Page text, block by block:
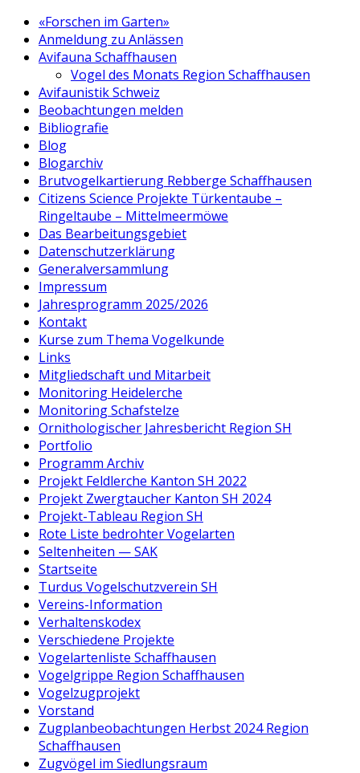
«Forschen im Garten»
Anmeldung zu Anlässen
Avifauna Schaffhausen
Vogel des Monats Region Schaffhausen
Avifaunistik Schweiz
Beobachtungen melden
Bibliografie
Blog
Blogarchiv
Brutvogelkartierung Rebberge Schaffhausen
Citizens Science Projekte Türkentaube –
Ringeltaube – Mittelmeermöwe
Das Bearbeitungsgebiet
Datenschutzerklärung
Generalversammlung
Impressum
Jahresprogramm 2025/2026
Kontakt
Kurse zum Thema Vogelkunde
Links
Mitgliedschaft und Mitarbeit
Monitoring Heidelerche
Monitoring Schafstelze
Ornithologischer Jahresbericht Region SH
Portfolio
Programm Archiv
Projekt Feldlerche Kanton SH 2022
Projekt Zwergtaucher Kanton SH 2024
Projekt-Tableau Region SH
Rote Liste bedrohter Vogelarten
Seltenheiten — SAK
Startseite
Turdus Vogelschutzverein SH
Vereins-Information
Verhaltenskodex
Verschiedene Projekte
Vogelartenliste Schaffhausen
Vogelgrippe Region Schaffhausen
Vogelzugprojekt
Vorstand
Zugplanbeobachtungen Herbst 2024 Region
Schaffhausen
Zugvögel im Siedlungsraum